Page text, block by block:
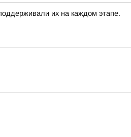
их на каждом этапе.